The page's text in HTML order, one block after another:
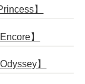
】
】
】